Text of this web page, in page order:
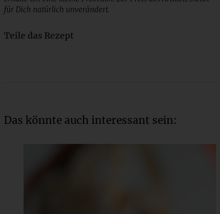
für Dich natürlich unverändert.
Teile das Rezept
Das könnte auch interessant sein: